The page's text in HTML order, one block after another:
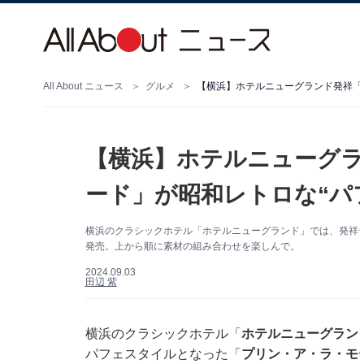
All About ニュース グルメ 【横浜】ホテルニューグランド発祥
【横浜】ホテルニューグ
ード」が昭和レトロな“
横浜のクラシックホテル「ホテルニューグランド」では、発
発売。上から順に素材の組み合わせを楽しんで。
2024.09.03
田辺 紫
横浜のクラシックホテル「 ホテルニューグラン
パフェスタイルとなった「 プリン・ア・ラ・